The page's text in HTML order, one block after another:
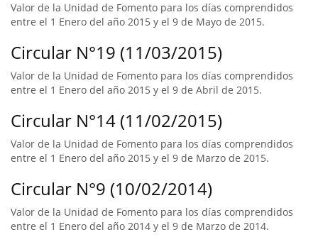
Valor de la Unidad de Fomento para los días comprendidos
entre el 1 Enero del año 2015 y el 9 de Mayo de 2015.
Circular N°19 (11/03/2015)
Valor de la Unidad de Fomento para los días comprendidos
entre el 1 Enero del año 2015 y el 9 de Abril de 2015.
Circular N°14 (11/02/2015)
Valor de la Unidad de Fomento para los días comprendidos
entre el 1 Enero del año 2015 y el 9 de Marzo de 2015.
Circular N°9 (10/02/2014)
Valor de la Unidad de Fomento para los días comprendidos
entre el 1 Enero del año 2014 y el 9 de Marzo de 2014.